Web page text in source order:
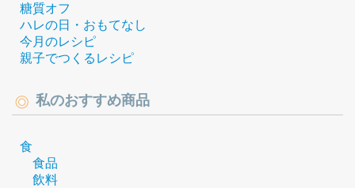
糖質オフ
ハレの日・おもてなし
今月のレシピ
親子でつくるレシピ
私のおすすめ商品
食
食品
飲料